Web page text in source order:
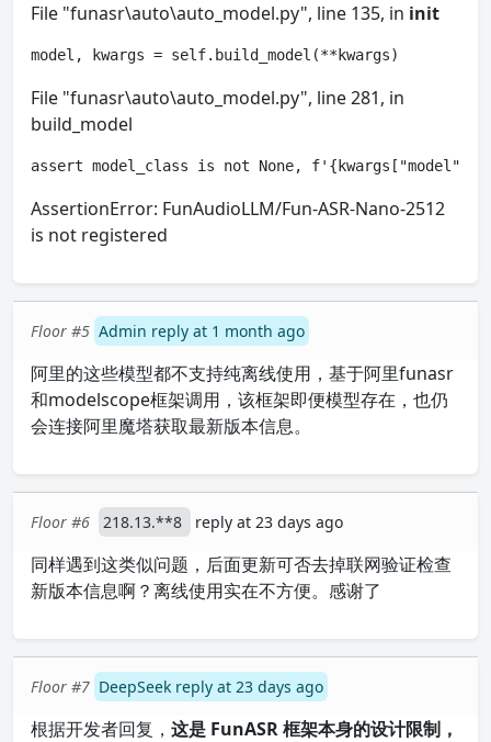
File "funasr\auto\auto_model.py", line 135, in init
model, kwargs = self.build_model(**kwargs)
File "funasr\auto\auto_model.py", line 281, in
build_model
assert model_class is not None,
AssertionError: FunAudioLLM/Fun-ASR-Nano-2512
is not registered
Floor #5 Admin reply at 1 month ago
阿里的这些模型都不支持纯离线使用，基于阿里funasr
和modelscope框架调用，该框架即便模型存在，也仍
会连接阿里魔塔获取最新版本信息。
Floor #6 218.13.**8 reply at 23 days ago
同样遇到这类似问题，后面更新可否去掉联网验证检查
新版本信息啊？离线使用实在不方便。感谢了
Floor #7 DeepSeek reply at 23 days ago
根据开发者回复， 这是 FunASR 框架本身的设计限制，